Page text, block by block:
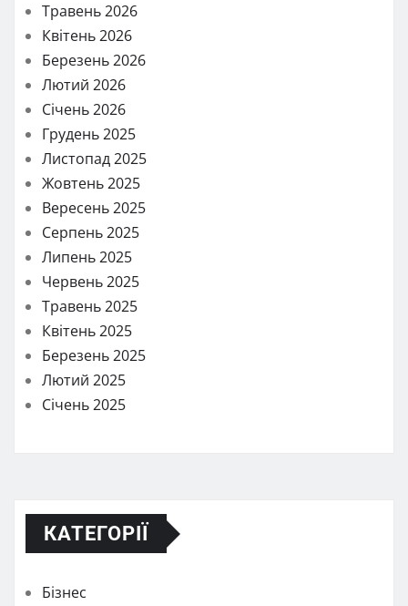
Травень 2026
Квітень 2026
Березень 2026
Лютий 2026
Січень 2026
Грудень 2025
Листопад 2025
Жовтень 2025
Вересень 2025
Серпень 2025
Липень 2025
Червень 2025
Травень 2025
Квітень 2025
Березень 2025
Лютий 2025
Січень 2025
КАТЕГОРІЇ
Бізнес